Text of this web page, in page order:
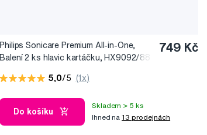
Philips Sonicare Premium All-in-One,
Balení 2 ks hlavic kartáčku, HX9092/88
749 Kč
5,0/5 (1x)
Do košíku
Skladem > 5 ks
Ihned na13 prodejnách